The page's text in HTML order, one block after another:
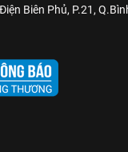
Biên Phủ, P.21,